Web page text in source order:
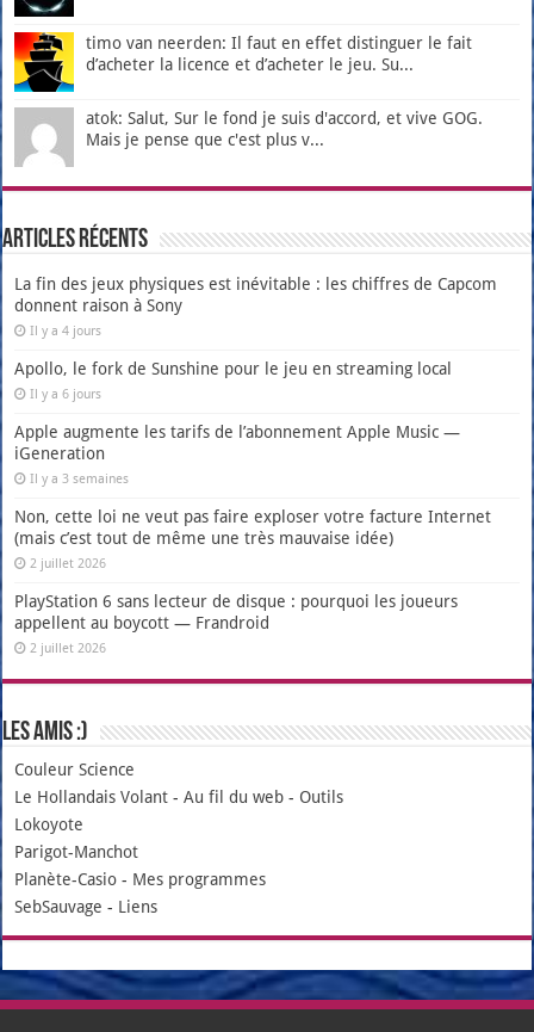
timo van neerden: Il faut en effet distinguer le fait
d’acheter la licence et d’acheter le jeu. Su...
atok: Salut, Sur le fond je suis d'accord, et vive GOG.
Mais je pense que c'est plus v...
Articles récents
La fin des jeux physiques est inévitable : les chiffres de Capcom
donnent raison à Sony
Il y a 4 jours
Apollo, le fork de Sunshine pour le jeu en streaming local
Il y a 6 jours
Apple augmente les tarifs de l’abonnement Apple Music —
iGeneration
Il y a 3 semaines
Non, cette loi ne veut pas faire exploser votre facture Internet
(mais c’est tout de même une très mauvaise idée)
2 juillet 2026
PlayStation 6 sans lecteur de disque : pourquoi les joueurs
appellent au boycott — Frandroid
2 juillet 2026
Les amis :)
Couleur Science
Le Hollandais Volant -Au fil du web - Outils
Lokoyote
Parigot-Manchot
Planète-Casio - Mes programmes
SebSauvage - Liens